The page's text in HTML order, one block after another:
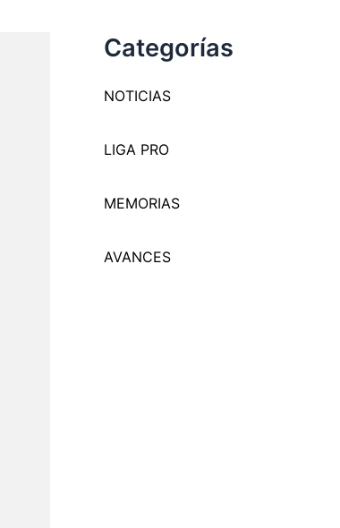
Categorías
NOTICIAS
LIGA PRO
MEMORIAS
AVANCES